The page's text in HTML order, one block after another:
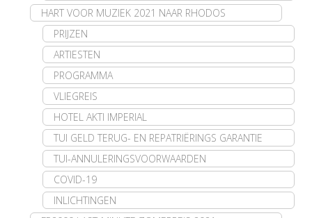
HART VOOR MUZIEK 2021 NAAR RHODOS
PRIJZEN
ARTIESTEN
PROGRAMMA
VLIEGREIS
HOTEL AKTI IMPERIAL
TUI GELD TERUG- EN REPATRIËRINGS GARANTIE
TUI-ANNULERINGSVOORWAARDEN
COVID-19
INLICHTINGEN